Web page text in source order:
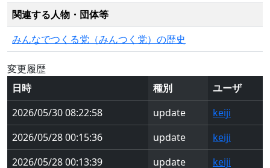
関連する人物・団体等
みんなでつくる党（みんつく党）の歴史
変更履歴
日時
種別
ユーザ
2026/05/30 08:22:58
update
keiji
2026/05/28 00:15:36
update
keiji
2026/05/28 00:13:39
update keiji